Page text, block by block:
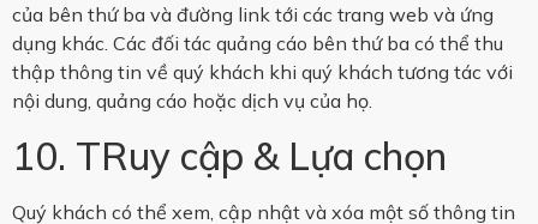
của bên thứ ba và đường link tới các trang web và ứng
dụng khác. Các đối tác quảng cáo bên thứ ba có thể thu
thập thông tin về quý khách khi quý khách tương tác với
nội dung, quảng cáo hoặc dịch vụ của họ.
10. TRuy cập & Lựa chọn
Quý khách có thể xem, cập nhật và xóa một số thông tin